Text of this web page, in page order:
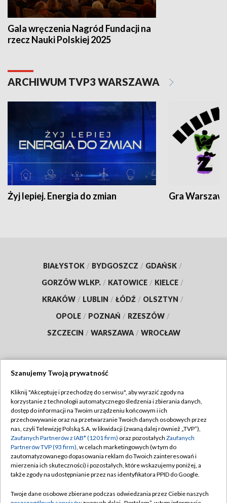
Gala wręczenia Nagród Fundacji na
rzecz Nauki Polskiej 2025
ARCHIWUM TVP3 WARSZAWA
Żyj lepiej. Energia do zmian Gra
BIAŁYSTOK / BYDGOSZCZ / GDAŃSK /
GORZÓW WLKP. / KATOWICE / KIELCE /
KRAKÓW / LUBLIN / ŁÓDŹ / OLSZTYN /
OPOLE / POZNAŃ / RZESZÓW /
SZCZECIN / WARSZAWA / WROCŁAW
TVP
Abonament TVP
Emisja w TVP
Centrum informacji TVP
Naziemna Telewizja Cyfrowa
Regulamin TVP
Polityka prywatności
Moje zgody
Pomoc
Szanujemy Twoją prywatność
Kliknij "Akceptuję i przechodzę do serwisu", aby wyrazić zgody na
korzystanie z technologii automatycznego śledzenia i zbierania danych,
dostęp do informacji na Twoim urządzeniu końcowym i ich
przechowywanie oraz na przetwarzanie Twoich danych osobowych przez
nas, czyli Telewizję Polską S.A. w likwidacji (zwaną dalej również „TVP”),
Zaufanych Partnerów z IAB* (1201 firm) oraz pozostałych Zaufanych
Partnerów TVP (93 firm), w celach marketingowych (w tym do
zautomatyzowanego dopasowania reklam do Twoich zainteresowań i
mierzenia ich skuteczności) i pozostałych, które wskazujemy poniżej, a
także zgody na udostępnianie przez nas identyfikatora PPID do Google.
Twoje dane osobowe zbierane podczas odwiedzania przez Ciebie naszych